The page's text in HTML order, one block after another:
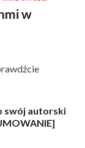
w
swój autorski